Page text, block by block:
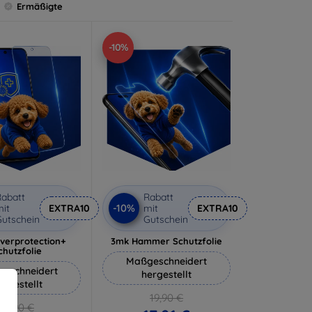
Ermäßigte
EXTRA10
18,90 €
-10%
-10%
Rabatt
mit
Gutschein
EXTRA10
3mk Hammer Schutzfolie
Maßgeschneidert
hergestellt
19,90 €